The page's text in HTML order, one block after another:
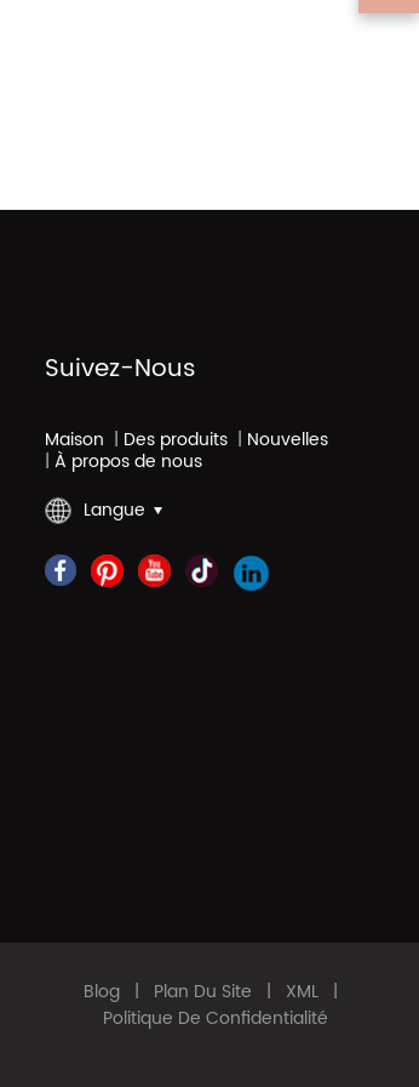
Suivez-Nous
Maison | Des produits | Nouvelles
| À propos de nous
Langue
Blog | Plan Du Site | XML |
Politique De Confidentialité